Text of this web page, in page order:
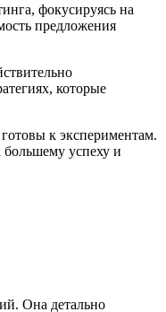
фокусируясь на
предложения
которые
к экспериментам.
большему успеху и
Она детально